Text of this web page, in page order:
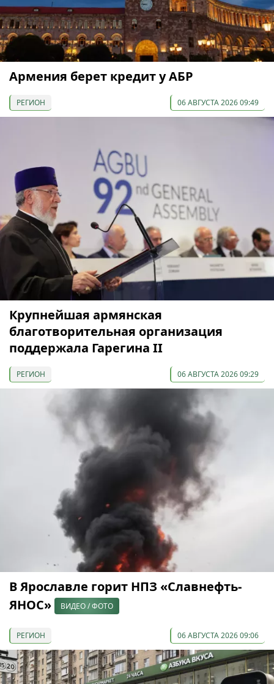
Армения берет кредит у АБР
РЕГИОН 06 АВГУСТА 2026 09:49
Крупнейшая армянская
благотворительная организация
поддержала Гарегина II
РЕГИОН 06 АВГУСТА 2026 09:29
В Ярославле горит НПЗ «Славнефть-
ЯНОС»
ВИДЕО / ФОТО
РЕГИОН 06 АВГУСТА 2026 09:06